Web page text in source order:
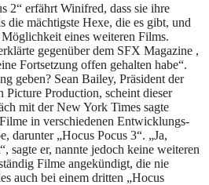
2“ erfährt Winifred, dass sie ihre
die mächtigste Hexe, die es gibt, und
eines weiteren Films.
gegenüber dem SFX Magazine ,
Fortsetzung offen gehalten habe“.
geben? Sean Bailey, Präsident der
Production, scheint dieser
mit der New York Times sagte
in verschiedenen Entwicklungs-
darunter „Hocus Pocus 3“. „Ja,
sagte er, nannte jedoch keine weiteren
Filme angekündigt, die nie
auch bei einem dritten „Hocus